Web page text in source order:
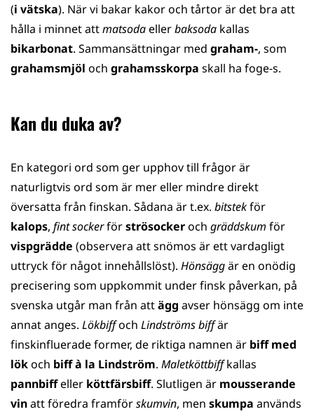
(i vätska). När vi bakar kakor och tårtor är det bra att
hålla i minnet attmatsodaellerbaksoda kallas
bikarbonat. Sammansättningar med graham-, som
grahamsmjöl och grahamsskorpa skall ha foge-s.
Kan du duka av?
En kategori ord som ger upphov till frågor är
naturligtvis ord som är mer eller mindre direkt
översatta från finskan. Sådana är t.ex. bitstekför
kalops, fint sockerförströsockeroch gräddskum för
vispgrädde (observera att snömos är ett vardagligt
uttryck för något innehållslöst). Hönsäggär en onödig
precisering som uppkommit under finsk påverkan, på
svenska utgår man från attägg avser hönsägg om inte
annat anges. Lökbiffoch Lindströms biffär
finskinfluerade former, de riktiga namnen är biff med
lökoch biff à la Lindström. Maletköttbiffkallas
pannbiffeller köttfärsbiff. Slutligen är mousserande
vinatt föredra framförskumvin, men skumpa används